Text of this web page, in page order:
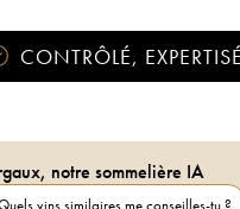
CONTRÔLÉ,
notre sommelière IA
vins similaires me conseilles-tu ?